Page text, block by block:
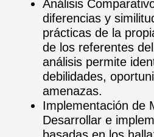
Análisis
diferencias y
prácticas de la
de los referentes
análisis permite
debilidades,
amenazas.
Implementación de
Desarrollar e
basadas en los